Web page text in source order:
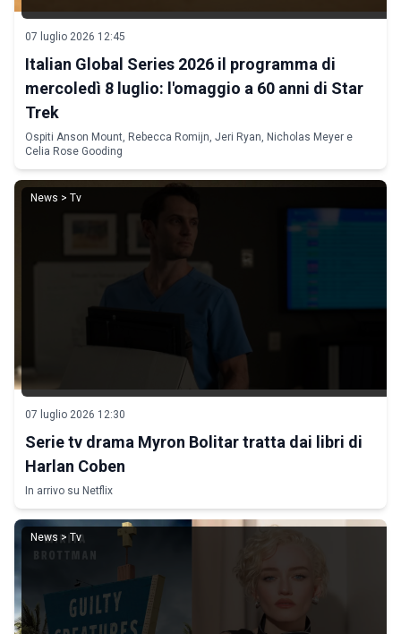
07 luglio 2026 12:45
Italian Global Series 2026 il programma di
mercoledì 8 luglio: l'omaggio a 60 anni di Star
Trek
Ospiti Anson Mount, Rebecca Romijn, Jeri Ryan, Nicholas Meyer e
Celia Rose Gooding
News > Tv
07 luglio 2026 12:30
Serie tv drama Myron Bolitar tratta dai libri di
Harlan Coben
In arrivo su Netflix
News > Tv